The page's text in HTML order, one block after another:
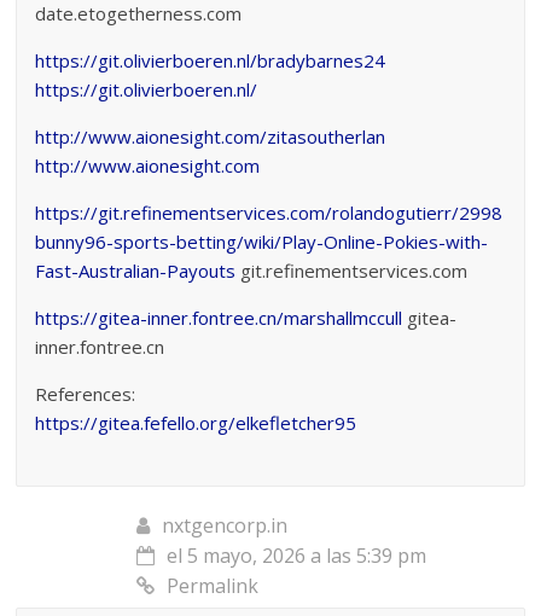
date.etogetherness.com
https://git.olivierboeren.nl/bradybarnes24
https://git.olivierboeren.nl/
http://www.aionesight.com/zitasoutherlan
http://www.aionesight.com
https://git.refinementservices.com/rolandogutierr/2998
bunny96-sports-betting/wiki/Play-Online-Pokies-with-
Fast-Australian-Payouts git.refinementservices.com
https://gitea-inner.fontree.cn/marshallmccull gitea-
inner.fontree.cn
References:
https://gitea.fefello.org/elkefletcher95
nxtgencorp.in
el 5 mayo, 2026 a las 5:39 pm
Permalink